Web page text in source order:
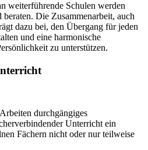
weiterführende Schulen werden
Die Zusammenarbeit, auch
dazu bei, den Übergang für jeden
und eine harmonische
zu unterstützen.
durchgängiges
Unterricht ein
Fächern nicht oder nur teilweise